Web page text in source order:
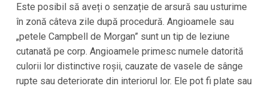
Este posibil să aveți o senzație de arsură sau usturime
în zonă câteva zile după procedură. Angioamele sau
„petele Campbell de Morgan” sunt un tip de leziune
cutanată pe corp. Angioamele primesc numele datorită
culorii lor distinctive roșii, cauzate de vasele de sânge
rupte sau deteriorate din interiorul lor. Ele pot fi plate sau